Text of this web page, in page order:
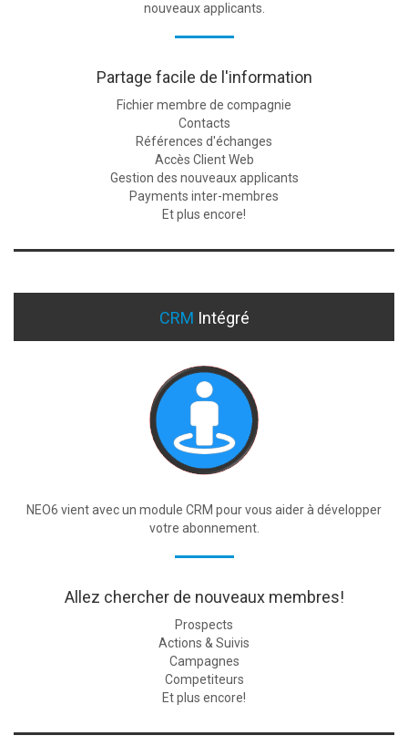
nouveaux applicants.
Partage facile de l'information
Fichier membre de compagnie
Contacts
Références d'échanges
Accès Client Web
Gestion des nouveaux applicants
Payments inter-membres
Et plus encore!
CRM Intégré
NEO6 vient avec un module CRM pour vous aider à développer
votre abonnement.
Allez chercher de nouveaux membres!
Prospects
Actions & Suivis
Campagnes
Competiteurs
Et plus encore!